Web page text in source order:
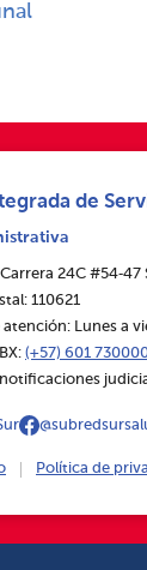
de
24C
110621
Lunes a
(+57) 601
Política de